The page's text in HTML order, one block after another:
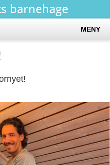
barnehage
MENY